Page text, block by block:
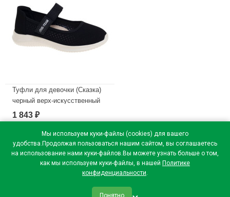
Мы используем куки-файлы (cookies) для вашего
удобства.Продолжая пользоваться нашим сайтом, вы соглашаетесь
на использование нами куки-файлов.Вы можете узнать больше о том,
как мы используем куки-файлы, в нашей Политике
конфиденциальности.
Понятно
Туфли для девочки (Сказка)
черный верх-искусственный
нубук подкладка-натуральная
кожа размерный ряд 32-37
арт.R211894732BK
В наличии
1 843 ₽